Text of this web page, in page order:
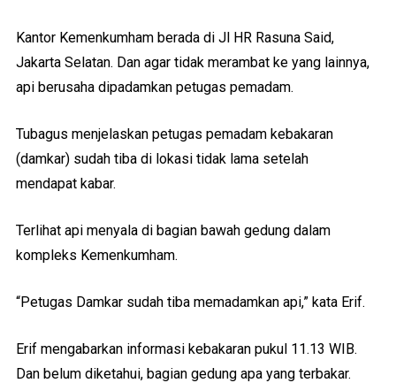
Kantor Kemenkumham berada di Jl HR Rasuna Said,
Jakarta Selatan. Dan agar tidak merambat ke yang lainnya,
api berusaha dipadamkan petugas pemadam.
Tubagus menjelaskan petugas pemadam kebakaran
(damkar) sudah tiba di lokasi tidak lama setelah
mendapat kabar.
Terlihat api menyala di bagian bawah gedung dalam
kompleks Kemenkumham.
“Petugas Damkar sudah tiba memadamkan api,” kata Erif.
Erif mengabarkan informasi kebakaran pukul 11.13 WIB.
Dan belum diketahui, bagian gedung apa yang terbakar.